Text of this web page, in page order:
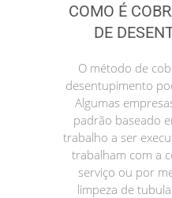
COMO É
DE
O método de
desentupimento
Algumas
padrão baseado
trabalho a ser
trabalham com a
serviço ou por
limpeza de